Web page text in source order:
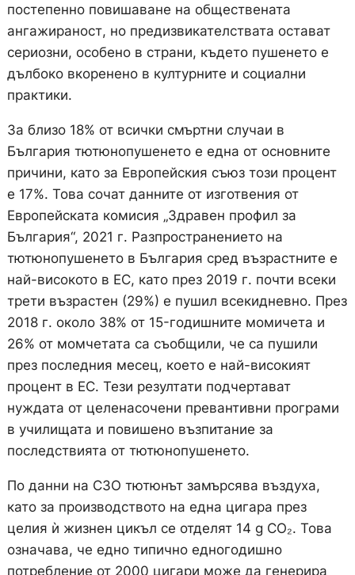
постепенно повишаване на обществената
ангажираност, но предизвикателствата остават
сериозни, особено в страни, където пушенето е
дълбоко вкоренено в културните и социални
практики.
За близо 18% от всички смъртни случаи в
България тютюнопушенето е една от основните
причини, като за Европейския съюз този процент
е 17%. Това сочат данните от изготвения от
Европейската комисия „Здравен профил за
България“, 2021 г. Разпространението на
тютюнопушенето в България сред възрастните е
най-високото в ЕС, като през 2019 г. почти всеки
трети възрастен (29%) е пушил всекидневно. През
2018 г. около 38% от 15-годишните момичета и
26% от момчетата са съобщили, че са пушили
през последния месец, което е най-високият
процент в ЕС. Тези резултати подчертават
нуждата от целенасочени превантивни програми
в училищата и повишено възпитание за
последствията от тютюнопушенето.
По данни на СЗО тютюнът замърсява въздуха,
като за производството на една цигара през
целия ѝ жизнен цикъл се отделят 14 g CO₂. Това
означава, че едно типично едногодишно
потребление от 2000 цигари може да генерира